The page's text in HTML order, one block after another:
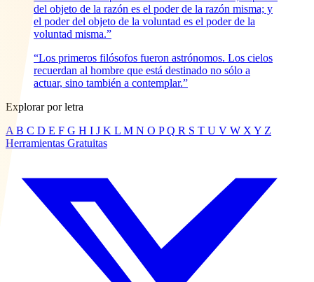
del objeto de la razón es el poder de la razón misma; y
el poder del objeto de la voluntad es el poder de la
voluntad misma.”
“Los primeros filósofos fueron astrónomos. Los cielos
recuerdan al hombre que está destinado no sólo a
actuar, sino también a contemplar.”
Explorar por letra
A B C D E F G H I J K L M N O P Q R S T U V W X Y Z
Herramientas Gratuitas